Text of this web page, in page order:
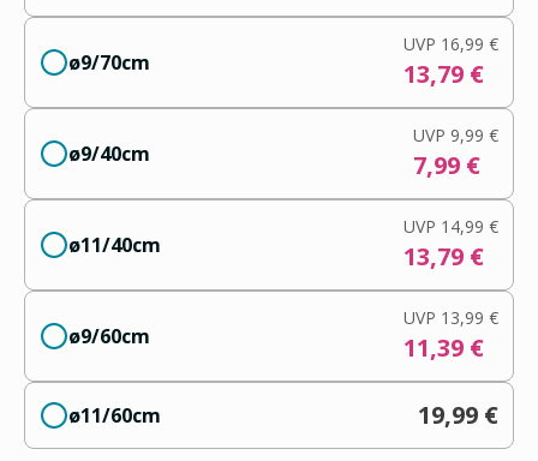
ø9/70cm
UVP 16,99 €
13,79 €
ø9/40cm
UVP 9,99 €
7,99 €
ø11/40cm
UVP 14,99 €
13,79 €
ø9/60cm
UVP 13,99 €
11,39 €
ø11/60cm 19,99 €